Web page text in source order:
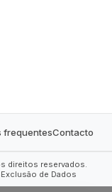
frequentesContacto
direitos reservados.
Exclusão de Dados